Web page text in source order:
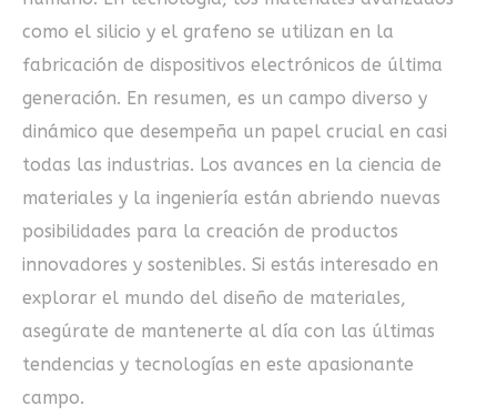
como el silicio y el grafeno se utilizan en la
fabricación de dispositivos electrónicos de última
generación. En resumen, es un campo diverso y
dinámico que desempeña un papel crucial en casi
todas las industrias. Los avances en la ciencia de
materiales y la ingeniería están abriendo nuevas
posibilidades para la creación de productos
innovadores y sostenibles. Si estás interesado en
explorar el mundo del diseño de materiales,
asegúrate de mantenerte al día con las últimas
tendencias y tecnologías en este apasionante
campo.